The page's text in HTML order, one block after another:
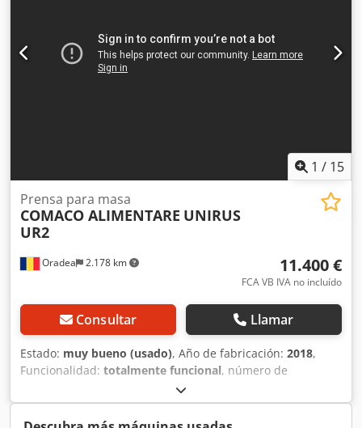
1 / 15
Oradea 2.178 km
Prensa para masa
COMACO ALIMENTARE UNIRUS
UR2
11.400 €
FCA VB IVA no incluído
Consultar Llamar
Estado: muy bueno (usado), Año de fabricación: 2018,
Funcionalidad: totalmente funcional, número de
, Máquina para la fabricación de
conos de helado, marca COMACO Alimentare, modelo
UNIRUS UR2, año de fabricación 2018, número de serie